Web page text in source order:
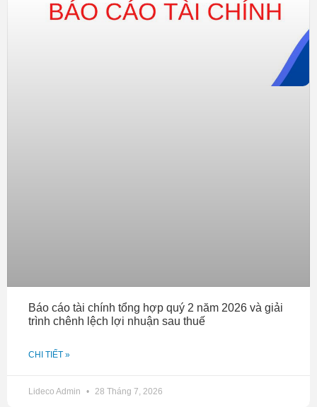
Báo cáo tài chính tổng hợp quý 2 năm 2026 và giải
trình chênh lệch lợi nhuận sau thuế
CHI TIẾT »
Lideco Admin 28 Tháng 7, 2026